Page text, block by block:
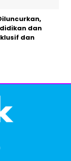
dan
dan